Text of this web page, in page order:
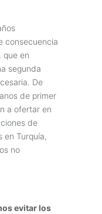
consecuencia
que en
segunda
De
de primer
a ofertar en
de
en Turquía,
no
evitar los